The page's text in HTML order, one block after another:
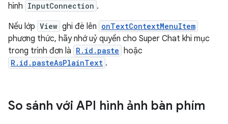
hình InputConnection .
Nếu lớp View ghi đè lên onTextContextMenuItem
phương thức, hãy nhớ uỷ quyền cho Super Chat khi mục
trong trình đơn là R.id.paste hoặc
R.id.pasteAsPlainText .
So sánh với API hình ảnh bàn phím